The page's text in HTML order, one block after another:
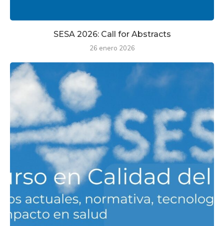
SESA 2026: Call for Abstracts
26 enero 2026